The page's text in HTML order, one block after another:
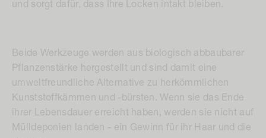
Pflanzenstärke hergestellt und sind damit eine
umweltfreundliche Alternative zu herkömmlichen
Kunststoffkämmen und -bürsten. Wenn sie das Ende
ihrer Lebensdauer erreicht haben, werden sie nicht auf
Mülldeponien landen - ein Gewinn für ihr Haar und die
Umwelt.